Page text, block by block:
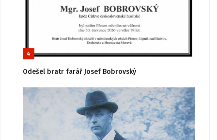
4
Odešel bratr farář Josef Bobrovský